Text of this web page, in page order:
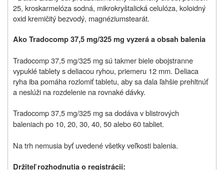
25, kroskarmelóza sodná, mikrokryštalická celulóza, koloidný
oxid kremičitý bezvodý, magnéziumstearát.
Ako Tradocomp 37,5 mg/325 mg vyzerá a obsah balenia
Tradocomp 37,5 mg/325 mg sú takmer biele obojstranne
vypuklé tablety s deliacou ryhou, priemeru 12 mm. Deliaca
ryha iba pomáha rozlomiť tabletu, aby sa dala ľahšie prehltnúť
a neslúži na rozdelenie na rovnaké dávky.
Tradocomp 37,5 mg/325 mg sa dodáva v blistrových
baleniach po 10, 20, 30, 40, 50 alebo 60 tabliet.
Na trh nemusia byť uvedené všetky veľkosti balenia.
Držiteľ rozhodnutia o registrácii: